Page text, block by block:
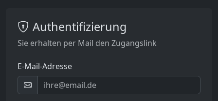
Authentifizierung
Sie erhalten per Mail den Zugangslink
E-Mail-Adresse